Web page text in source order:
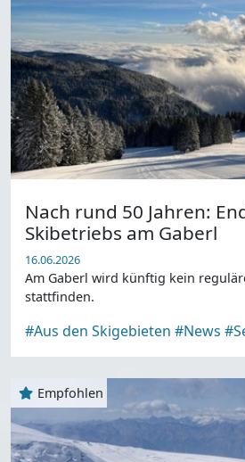
Nach rund 50 Jahren:
Skibetriebs am Gaberl
16.06.2026
Am Gaberl wird künftig kein
stattfinden.
#Aus den Skigebieten #News
Empfohlen